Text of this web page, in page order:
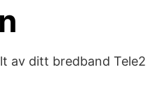
av ditt bredband Tele2